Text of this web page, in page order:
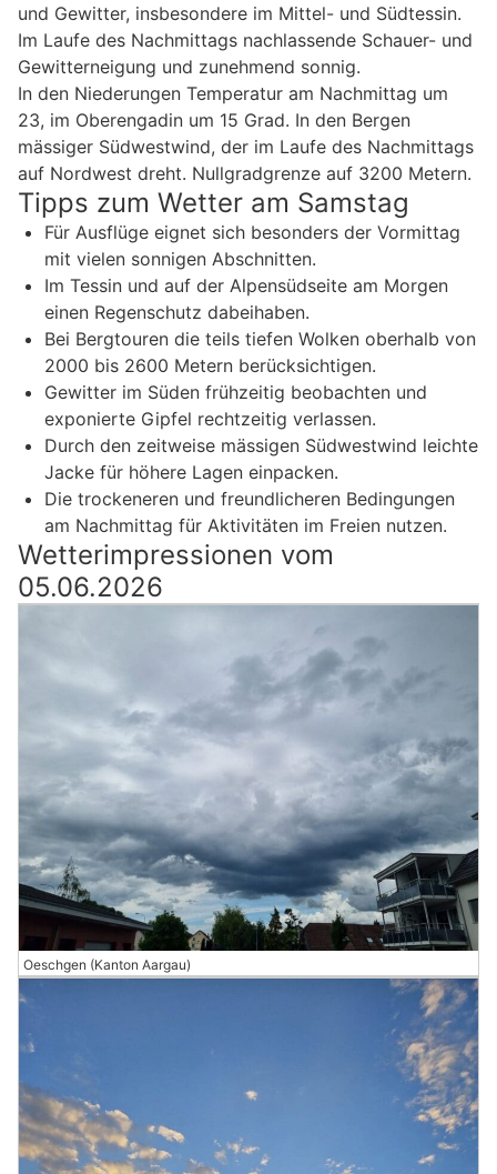
und Gewitter, insbesondere im Mittel- und Südtessin.
Im Laufe des Nachmittags nachlassende Schauer- und
Gewitterneigung und zunehmend sonnig.
In den Niederungen Temperatur am Nachmittag um
23, im Oberengadin um 15 Grad. In den Bergen
mässiger Südwestwind, der im Laufe des Nachmittags
auf Nordwest dreht. Nullgradgrenze auf 3200 Metern.
Tipps zum Wetter am Samstag
Für Ausflüge eignet sich besonders der Vormittag
mit vielen sonnigen Abschnitten.
Im Tessin und auf der Alpensüdseite am Morgen
einen Regenschutz dabeihaben.
Bei Bergtouren die teils tiefen Wolken oberhalb von
2000 bis 2600 Metern berücksichtigen.
Gewitter im Süden frühzeitig beobachten und
exponierte Gipfel rechtzeitig verlassen.
Durch den zeitweise mässigen Südwestwind leichte
Jacke für höhere Lagen einpacken.
Die trockeneren und freundlicheren Bedingungen
am Nachmittag für Aktivitäten im Freien nutzen.
Wetterimpressionen vom
05.06.2026
Oeschgen (Kanton Aargau)